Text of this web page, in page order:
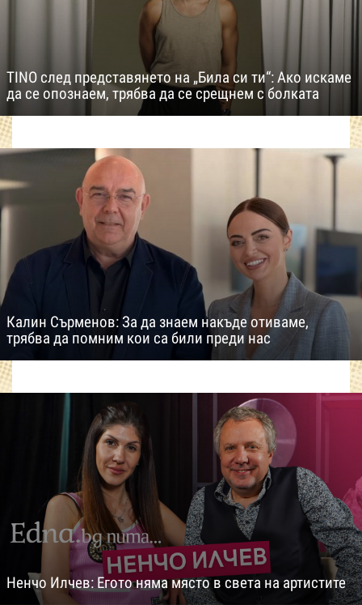
TINO след представянето на „Била си ти“: Ако искаме
да се опознаем, трябва да се срещнем с болката
Калин Сърменов: За да знаем накъде отиваме,
трябва да помним кои са били преди нас
Ненчо Илчев: Егото няма място в света на артистите